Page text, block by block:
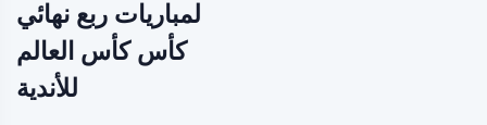
لمباريات ربع نهائي
كأس كأس العالم
للأندية